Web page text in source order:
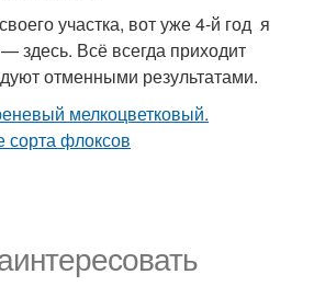
участка, вот уже 4-й год я
здесь. Всё всегда приходит
отменными результатами.